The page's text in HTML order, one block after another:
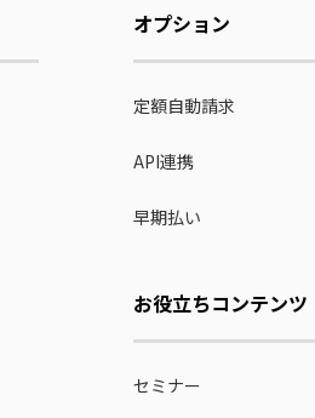
オプション
定額自動請求
API連携
早期払い
お役立ちコンテンツ
セミナー